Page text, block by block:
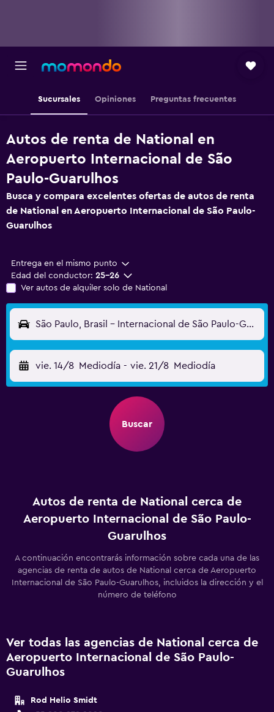
Sucursales Opiniones Preguntas frecuentes
Autos de renta de National en
Aeropuerto Internacional de São
Paulo-Guarulhos
Busca y compara excelentes ofertas de autos de renta
de National en Aeropuerto Internacional de São Paulo-
Guarulhos
Entrega en el mismo punto
Edad del conductor: 25-26
Ver autos de alquiler solo de National
São Paulo, Brasil - Internacional de São Paulo-Guarulhos (GRU)
vie. 14/8 Mediodía - vie. 21/8 Mediodía
Buscar
Autos de renta de National cerca de
Aeropuerto Internacional de São Paulo-
Guarulhos
A continuación encontrarás información sobre cada una de las
agencias de renta de autos de National cerca de Aeropuerto
Internacional de São Paulo-Guarulhos, incluidos la dirección y el
número de teléfono
Ver todas las agencias de National cerca de
Aeropuerto Internacional de São Paulo-
Guarulhos
Rod Helio Smidt